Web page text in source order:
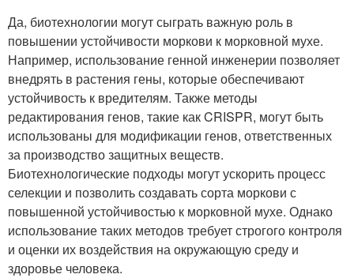
Да, биотехнологии могут сыграть важную роль в
повышении устойчивости моркови к морковной мухе.
Например, использование генной инженерии позволяет
внедрять в растения гены, которые обеспечивают
устойчивость к вредителям. Также методы
редактирования генов, такие как CRISPR, могут быть
использованы для модификации генов, ответственных
за производство защитных веществ.
Биотехнологические подходы могут ускорить процесс
селекции и позволить создавать сорта моркови с
повышенной устойчивостью к морковной мухе. Однако
использование таких методов требует строгого контроля
и оценки их воздействия на окружающую среду и
здоровье человека.